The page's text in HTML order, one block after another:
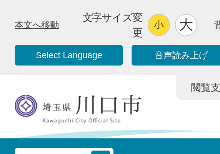
本文へ移動
文字サイズ変
更
Select Language 音声読み上げ
閲覧